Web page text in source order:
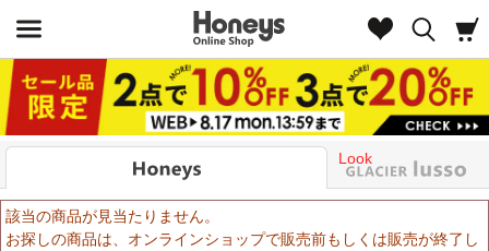
Look
該当の商品が見当たりません。
お探しの商品は、オンラインショップで販売前もしくは販売が終了し